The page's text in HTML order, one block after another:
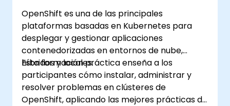
OpenShift es una de las principales
plataformas basadas en Kubernetes para
desplegar y gestionar aplicaciones
contenedorizadas en entornos de nube,
híbridos y locales.
Esta formación práctica enseña a los
participantes cómo instalar, administrar y
resolver problemas en clústeres de
OpenShift, aplicando las mejores prácticas de